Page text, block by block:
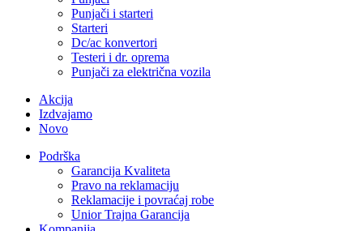
Punjači i starteri
Starteri
Dc/ac konvertori
Testeri i dr. oprema
Punjači za električna vozila
Akcija
Izdvajamo
Novo
Podrška
Garancija Kvaliteta
Pravo na reklamaciju
Reklamacije i povraćaj robe
Unior Trajna Garancija